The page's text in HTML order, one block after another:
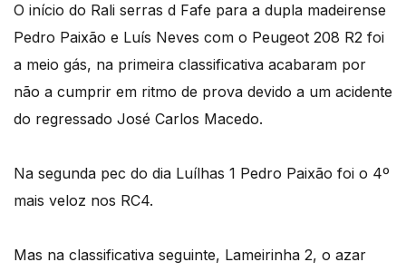
O início do Rali serras d Fafe para a dupla madeirense
Pedro Paixão e Luís Neves com o Peugeot 208 R2 foi
a meio gás, na primeira classificativa acabaram por
não a cumprir em ritmo de prova devido a um acidente
do regressado José Carlos Macedo.
Na segunda pec do dia Luílhas 1 Pedro Paixão foi o 4º
mais veloz nos RC4.
Mas na classificativa seguinte, Lameirinha 2, o azar